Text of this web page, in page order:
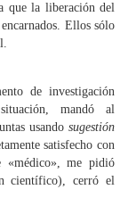
que la liberación del
Ellos sólo
de investigación
mandó al
usando sugestión
satisfecho con
«médico», me pidió
científico), cerró el